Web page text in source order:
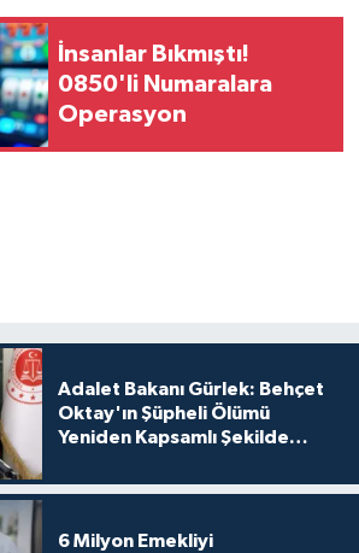
İnsanlar Bıkmıştı!
0850'li Numaralara
Operasyon
Adalet Bakanı Gürlek: Behçet
Oktay'ın Şüpheli Ölümü
Yeniden Kapsamlı Şekilde
6 Milyon Emekliyi